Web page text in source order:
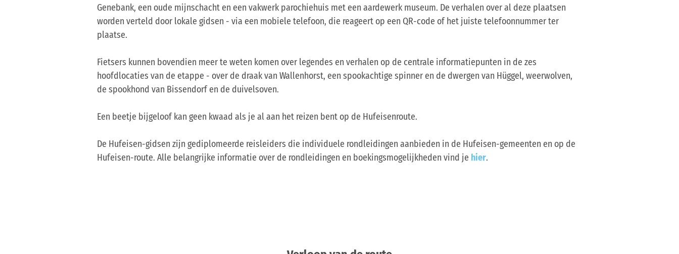
Genebank, een oude mijnschacht en een vakwerk parochiehuis met een aardewerk museum. De verhalen over al deze plaatsen
worden verteld door lokale gidsen - via een mobiele telefoon, die reageert op een QR-code of het juiste telefoonnummer ter
plaatse.
Fietsers kunnen bovendien meer te weten komen over legendes en verhalen op de centrale informatiepunten in de zes
hoofdlocaties van de etappe - over de draak van Wallenhorst, een spookachtige spinner en de dwergen van Hüggel, weerwolven,
de spookhond van Bissendorf en de duivelsoven.
Een beetje bijgeloof kan geen kwaad als je al aan het reizen bent op de Hufeisenroute.
De Hufeisen-gidsen zijn gediplomeerde reisleiders die individuele rondleidingen aanbieden in de Hufeisen-gemeenten en op de
Hufeisen-route. Alle belangrijke informatie over de rondleidingen en boekingsmogelijkheden vind je hier.